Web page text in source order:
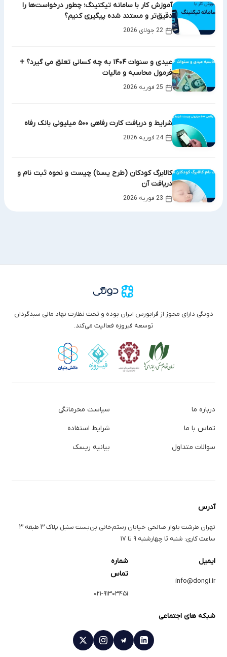
آموزش کار با سامانه تیکتینگ؛ چطور درخواست‌ها را
دقیق‌تر و مستند شده پیگیری کنیم؟
22 جولای 2026
عیدی و سنوات ۱۴۰۴ به چه کسانی تعلق می گیرد؟ +
فرمول محاسبه و مالیات
25 فوریه 2026
شرایط و دریافت کارت رفاهی ۵۰۰ میلیونی بانک رفاه
24 فوریه 2026
کالابرگ کودکان (طرح یسنا) چیست و نحوه ثبت نام و
دریافت آن
23 فوریه 2026
دونگی دارای مجوز از فرابورس ایران بوده و تحت نظارت نهاد مالی سبدگردان
توسعه فیروزه فعالیت می‌کند.
درباره ما
تماس با ما
سوالات متداول
سیاست محرمانگی
شرایط استفاده
بیانیه ریسک
آدرس
تهران طرشت بلوار صالحی خیابان رستم‌خانی بن‌بست سنبل پلاک ۳ طبقه ۳
ساعت کاری: شنبه تا چهارشنبه ۹ تا ۱۷
ایمیل
info@dongi.ir
شماره
تماس
۰۲۱-۹۱۳۰۳۴۵۱
شبکه های اجتماعی